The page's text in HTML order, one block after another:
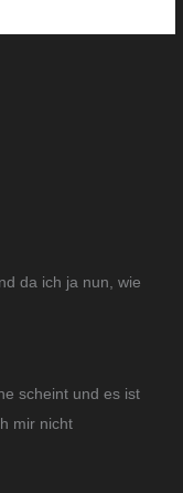
da ich ja nun, wie
scheint und es ist
mir nicht